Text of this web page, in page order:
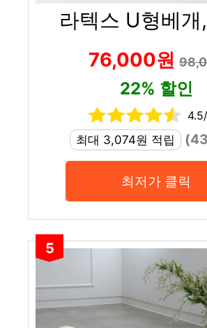
라텍스 U형베개
76,000원
22% 할인
최대 3,074원 적립
최저가 클릭
5